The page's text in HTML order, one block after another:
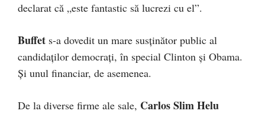
declarat că „este fantastic să lucrezi cu el”.
Buffet s-a dovedit un mare susţinător public al
candidaţilor democraţi, în special Clinton şi Obama.
Şi unul financiar, de asemenea.
De la diverse firme ale sale, Carlos Slim Helu